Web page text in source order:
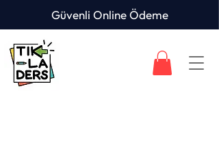
Güvenli Online Ödeme